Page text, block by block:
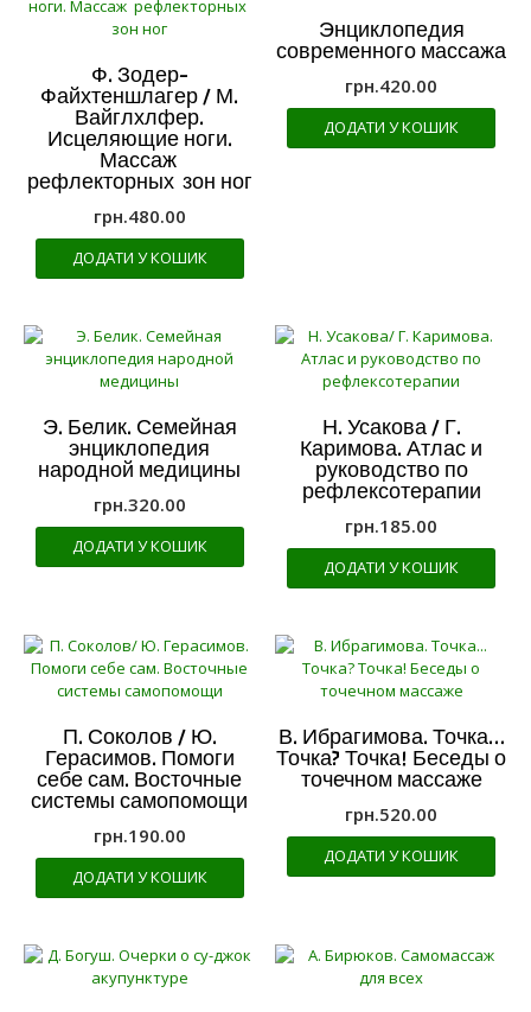
Ф. Зодер-
Файхтеншлагер / М.
Вайглхлфер.
Исцеляющие ноги.
Массаж
рефлекторных зон ног
грн.480.00
ДОДАТИ У КОШИК
Энциклопедия
современного массажа
грн.420.00
ДОДАТИ У КОШИК
Э. Белик. Семейная
энциклопедия
народной медицины
грн.320.00
ДОДАТИ У КОШИК
Н. Усакова / Г.
Каримова. Атлас и
руководство по
рефлексотерапии
грн.185.00
ДОДАТИ У КОШИК
П. Соколов / Ю.
Герасимов. Помоги
себе сам. Восточные
системы самопомощи
грн.190.00
ДОДАТИ У КОШИК
В. Ибрагимова. Точка…
Точка? Точка! Беседы о
точечном массаже
грн.520.00
ДОДАТИ У КОШИК